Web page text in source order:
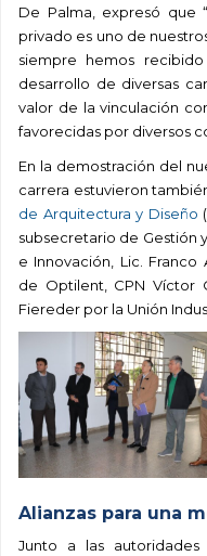
De Palma, expresó que
privado es uno de
siempre hemos
desarrollo de diversas
valor de la vinculación
favorecidas por diversos
En la demostración del
carrera estuvieron
de Arquitectura y Diseño
subsecretario de Gestión
e Innovación, Lic.
de Optilent, CPN Víctor
Fiereder por la Unión
Alianzas para una
Junto a las